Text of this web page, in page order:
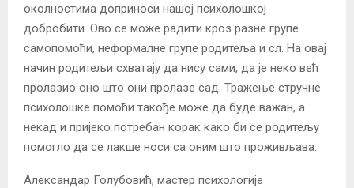
околностима доприноси нашој психолошкој
добробити. Ово се може радити кроз разне групе
самопомоћи, неформалне групе родитеља и сл. На овај
начин родитељи схватају да нису сами, да је неко већ
пролазио оно што они пролазе сад. Тражење стручне
психолошке помоћи такође може да буде важан, а
некад и пријеко потребан корак како би се родитељу
помогло да се лакше носи са оним што проживљава.
Александар Голубовић, мастер психологије